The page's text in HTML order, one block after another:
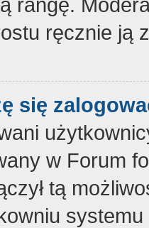
ręcznie ją
się
w Forum
tą